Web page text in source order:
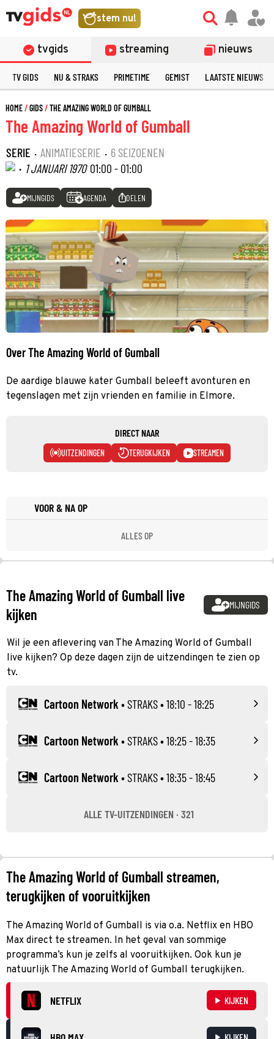
stem nu!
tvgids streaming nieuws
TV GIDS NU & STRAKS PRIMETIME GEMIST LAATSTE NIEUWS
HOME GIDS THE AMAZING WORLD OF GUMBALL
The Amazing World of Gumball
SERIE · ANIMATIESERIE · 6 SEIZOENEN
· 1 JANUARI 1970 01:00 - 01:00
MIJNGIDS AGENDA DELEN
Over The Amazing World of Gumball
De aardige blauwe kater Gumball beleeft avonturen en
tegenslagen met zijn vrienden en familie in Elmore.
DIRECT NAAR
UITZENDINGEN TERUGKIJKEN STREAMEN
VOOR & NA OP
ALLES OP
The Amazing World of Gumball live
kijken
MIJNGIDS
Wil je een aflevering van The Amazing World of Gumball
live kijken? Op deze dagen zijn de uitzendingen te zien op
tv.
Cartoon Network •STRAKS• 18:10 - 18:25
Cartoon Network •STRAKS• 18:25 - 18:35
Cartoon Network •STRAKS• 18:35 - 18:45
ALLE TV-UITZENDINGEN · 321
The Amazing World of Gumball streamen,
terugkijken of vooruitkijken
The Amazing World of Gumball is via o.a. Netflix en HBO
Max direct te streamen. In het geval van sommige
programma’s kun je zelfs al vooruitkijken. Ook kun je
natuurlijk The Amazing World of Gumball terugkijken.
NETFLIX KIJKEN